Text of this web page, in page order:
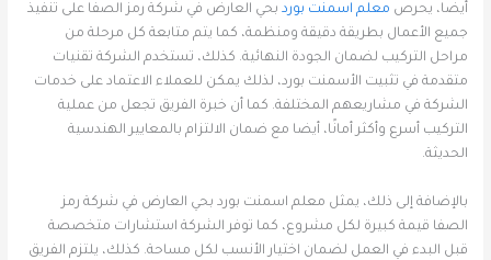
أيضا، يحرص معلم اسمنت بورد بحي العارض في شركة رمز الصفا على تنفيذ
جميع الأعمال بطريقة دقيقة ومنظمة، كما يتم متابعة كل مرحلة من
مراحل التركيب لضمان الجودة النهائية. كذلك، تستخدم الشركة تقنيات
متقدمة في تثبيت الأسمنت بورد، لذلك يمكن للعملاء الاعتماد على خدمات
الشركة في مشاريعهم المختلفة. كما أن خبرة الفريق تجعل من عملية
التركيب أسرع وأكثر أمانًا، أيضا مع ضمان الالتزام بالمعايير الهندسية
الحديثة.
بالإضافة إلى ذلك، يمثل معلم اسمنت بورد بحي العارض في شركة رمز
الصفا قيمة كبيرة لكل مشروع، كما توفر الشركة استشارات متخصصة
قبل البدء في العمل لضمان اختيار الأنسب لكل مساحة. كذلك، يلتزم الفريق